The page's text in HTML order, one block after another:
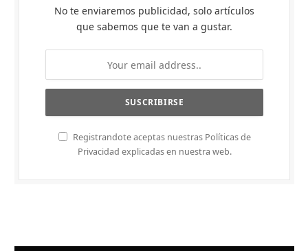
No te enviaremos publicidad, solo artículos
que sabemos que te van a gustar.
Registrandote aceptas nuestras Políticas de
Privacidad explicadas en nuestra web.